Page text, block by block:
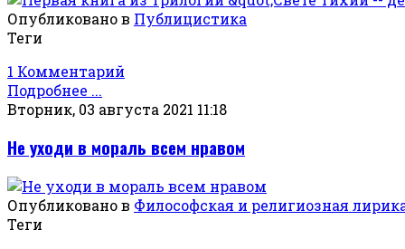
Опубликовано в Публицистика
Теги
1 Комментарий
Подробнее ...
Вторник, 03 августа 2021 11:18
Не уходи в мораль всем нравом
Опубликовано в Философская и религиозная
Теги